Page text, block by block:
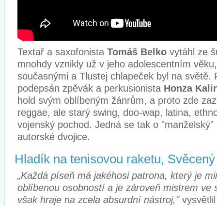
Textař a saxofonista Tomáš Belko vytáhl ze
mnohdy vznikly už v jeho adolescentním
současnými a Tlustej chlapeček byl na světě.
podepsán zpěvák a perkusionista Honza
hold svým oblíbeným žánrům, a proto zde
reggae, ale starý swing, doo-wap, latina,
vojenský pochod. Jedná se tak o
autorské dvojice.
Hladík na tenisovou raketu,
„Každá píseň má jakéhosi patrona, který je
oblíbenou osobností a je zároveň mistrem ve
však hraje na zcela absurdní nástroj,"